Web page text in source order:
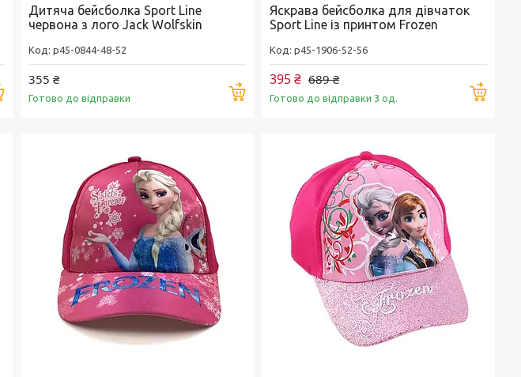
Купити
Дитяча бейсболка Sport Line
червона з лого Jack Wolfskin
p45-0844-48-52
355 ₴
Готово до відправки Купити
Яскрава бейсболка для дівчаток
Sport Line із принтом Frozen
p45-1906-52-56
689 ₴
395 ₴
Готово до відправки 3 од.